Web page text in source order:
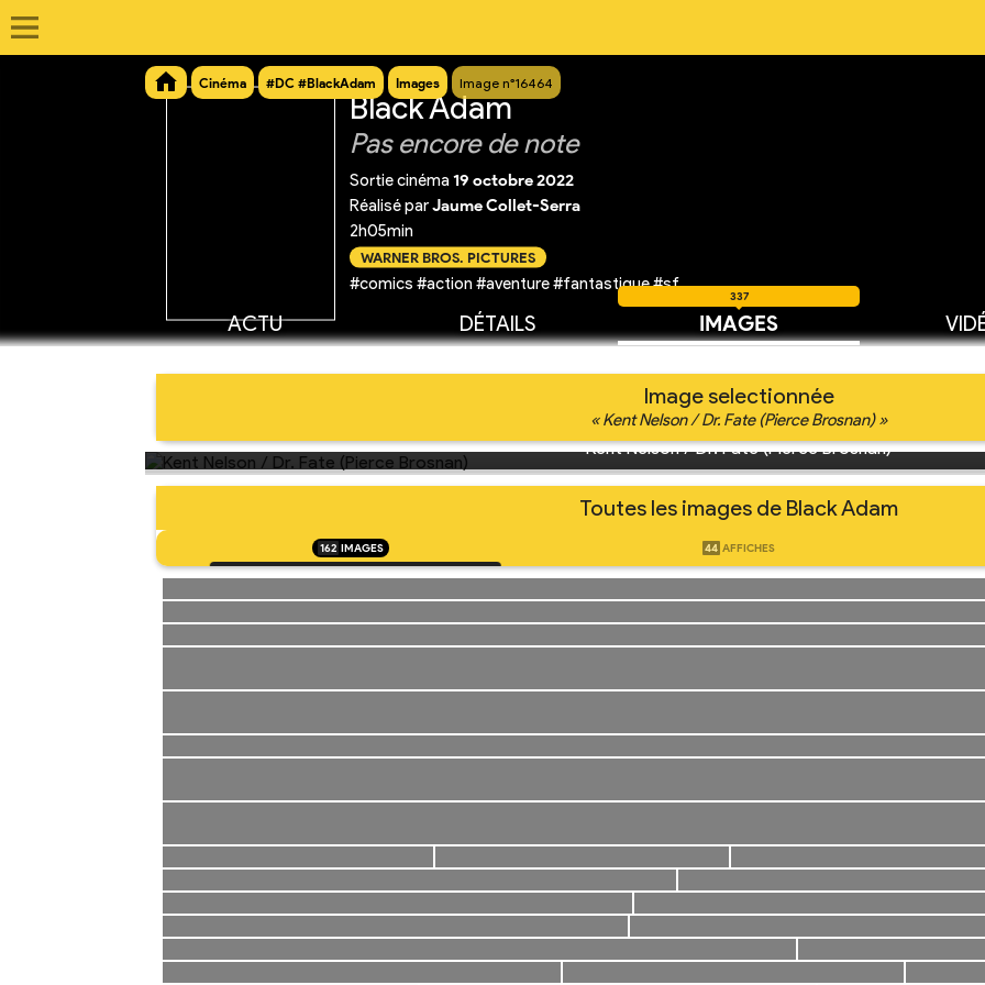
Cinéma #DC #BlackAdam Images Image n°16464
Black Adam
Pas encore de note
Sortie cinéma19 octobre 2022
Réalisé parJaume Collet-Serra
2h05min
WARNER BROS. PICTURES
#comics #action #aventure #fantastique #sf
ACTU DÉTAILS IMAGES
337
Image selectionnée
« Kent Nelson / Dr. Fate (Pierce Brosnan) »
Kent Nelson / Dr. Fate (Pierce Brosnan)
Toutes les images de Black Adam
162 IMAGES 44 AFFICHES